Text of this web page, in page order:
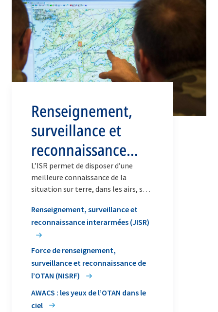
Renseignement,
surveillance et
reconnaissance
(ISR)
L’ISR permet de disposer d’une
meilleure connaissance de la
situation sur terre, dans les airs, sur
cyberespace.
Renseignement, surveillance et
reconnaissance interarmées (JISR)
Force de renseignement,
surveillance et reconnaissance de
l’OTAN (NISRF)
AWACS : les yeux de l’OTAN dans le
ciel